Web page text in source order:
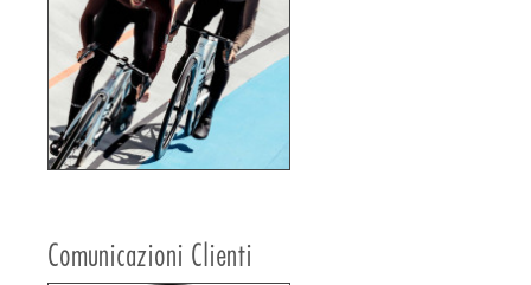
Comunicazioni Clienti